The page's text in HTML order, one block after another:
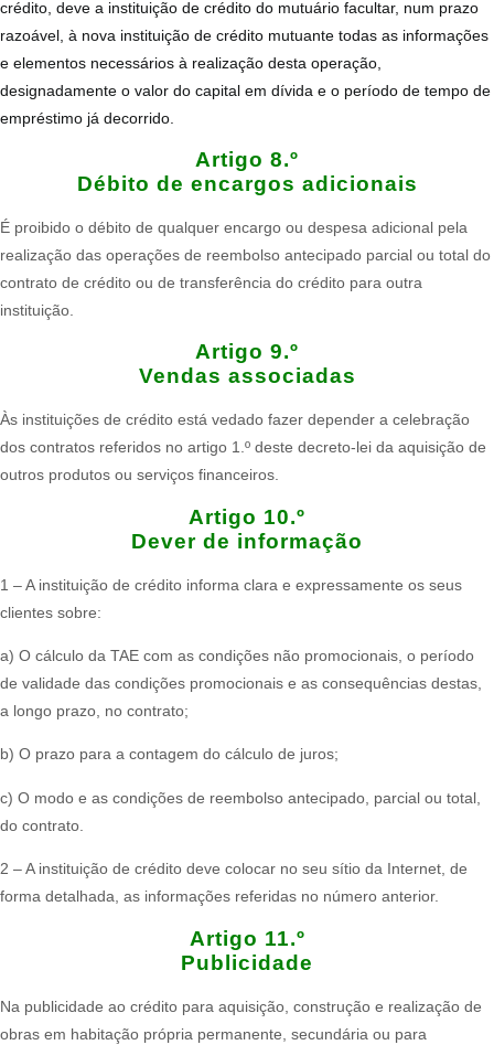
crédito, deve a instituição de crédito do mutuário facultar, num prazo
razoável, à nova instituição de crédito mutuante todas as informações
e elementos necessários à realização desta operação,
designadamente o valor do capital em dívida e o período de tempo de
empréstimo já decorrido.​
Artigo 8.º
Débito de encargos adicionais
É proibido o débito de qualquer encargo ou despesa adicional pela
realização das operações de reembolso antecipado parcial ou total do
contrato de crédito ou de transferência do crédito para outra
instituição.​
Artigo 9.º
Vendas associadas
Às instituições de crédito está vedado fazer depender a celebração
dos contratos referidos no artigo 1.º deste decreto-lei da aquisição de
outros produtos ou serviços financeiros.
Artigo 10.º
Dever de informação
1 – A instituição de crédito informa clara e expressamente os seus
clientes sobre:​
a) O cálculo da TAE com as condições não promocionais, o período
de validade das condições promocionais e as consequências destas,
a longo prazo, no contrato;
b) O prazo para a contagem do cálculo de juros;
c) O modo e as condições de reembolso antecipado, parcial ou total,
do contrato.​
2 – A instituição de crédito deve colocar no seu sítio da Internet, de
forma detalhada, as informações referidas no número anterior.
Artigo 11.º
Publicidade
Na publicidade ao crédito para aquisição, construção e realização de
obras em habitação própria permanente, secundária ou para